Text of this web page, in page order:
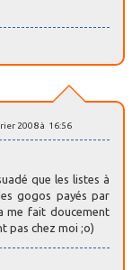
2008 à 16:56
que les listes à
gogos payés par
me fait doucement
pas chez moi ;o)